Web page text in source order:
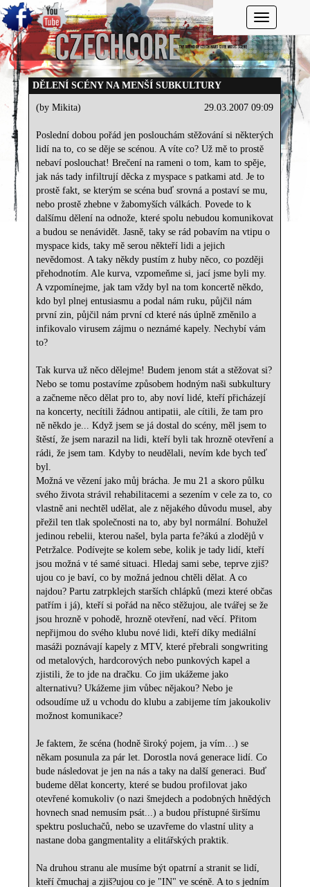
Toggle
DĚLENÍ SCÉNY NA MENŠÍ SUBKULTURY
29.03.2007 09:09
(by Mikita)
Poslední dobou pořád jen poslouchám stěžování si některých
lidí na to, co se děje se scénou. A víte co? Už mě to prostě
nebaví poslouchat! Brečení na rameni o tom, kam to spěje,
jak nás tady infiltrují děcka z myspace s patkami atd. Je to
prostě fakt, se kterým se scéna buď srovná a postaví se mu,
nebo prostě zhebne v žabomyších válkách. Povede to k
dalšímu dělení na odnože, které spolu nebudou komunikovat
a budou se nenávidět. Jasně, taky se rád pobavím na vtipu o
myspace kids, taky mě serou někteří lidi a jejich
nevědomost. A taky někdy pustím z huby něco, co později
přehodnotím. Ale kurva, vzpomeňme si, jací jsme byli my.
A vzpomínejme, jak tam vždy byl na tom koncertě někdo,
kdo byl plnej entusiasmu a podal nám ruku, půjčil nám
první zin, půjčil nám první cd které nás úplně změnilo a
infikovalo virusem zájmu o neznámé kapely. Nechybí vám
to?
Tak kurva už něco dělejme! Budem jenom stát a stěžovat si?
Nebo se tomu postavíme způsobem hodným naši subkultury
a začneme něco dělat pro to, aby noví lidé, kteří přicházejí
na koncerty, necítili žádnou antipatii, ale cítili, že tam pro
ně někdo je... Když jsem se já dostal do scény, měl jsem to
štěstí, že jsem narazil na lidi, kteří byli tak hrozně otevření a
rádi, že jsem tam. Kdyby to neudělali, nevím kde bych teď
byl.
Možná ve vězení jako můj brácha. Je mu 21 a skoro půlku
svého života strávil rehabilitacemi a sezením v cele za to, co
vlastně ani nechtěl udělat, ale z nějakého důvodu musel, aby
přežil ten tlak společnosti na to, aby byl normální. Bohužel
jedinou rebelii, kterou našel, byla parta fe?ákú a zlodějů v
Petržalce. Podívejte se kolem sebe, kolik je tady lidí, kteří
jsou možná v té samé situaci. Hledaj sami sebe, teprve zjiš?
ujou co je baví, co by možná jednou chtěli dělat. A co
najdou? Partu zatrpklejch starších chlápků (mezi které občas
patřím i já), kteří si pořád na něco stěžujou, ale tvářej se že
jsou hrozně v pohodě, hrozně otevření, nad věcí. Přitom
nepřijmou do svého klubu nové lidi, kteří díky mediální
masáži poznávají kapely z MTV, které přebrali songwriting
od metalových, hardcorových nebo punkových kapel a
zjistili, že to jde na dračku. Co jim ukážeme jako
alternativu? Ukážeme jim vůbec nějakou? Nebo je
odsoudíme už u vchodu do klubu a zabijeme tím jakoukoliv
možnost komunikace?
Je faktem, že scéna (hodně široký pojem, ja vím…) se
někam posunula za pár let. Dorostla nová generace lidí. Co
bude následovat je jen na nás a taky na další generaci. Buď
budeme dělat koncerty, které se budou profilovat jako
otevřené komukoliv (o nazi šmejdech a podobných hnědých
hovnech snad nemusím psát...) a budou přístupné širšímu
spektru posluchačů, nebo se uzavřeme do vlastní ulity a
nastane doba gangmentality a elitářských praktik.
Na druhou stranu ale musíme být opatrní a stranit se lidí,
kteří čmuchaj a zjiš?ujou co je "IN" ve scéně. A to s jedním